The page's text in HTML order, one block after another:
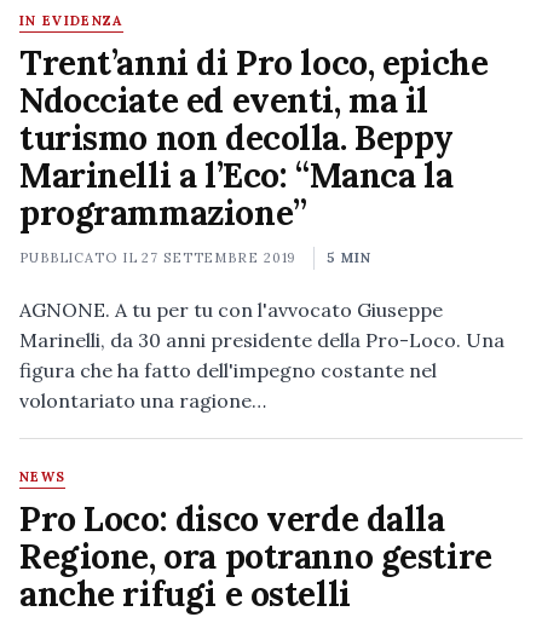
IN EVIDENZA
Trent’anni di Pro loco, epiche
Ndocciate ed eventi, ma il
turismo non decolla. Beppy
Marinelli a l’Eco: “Manca la
programmazione”
PUBBLICATO IL27 SETTEMBRE 2019 5 MIN
AGNONE. A tu per tu con l'avvocato Giuseppe
Marinelli, da 30 anni presidente della Pro-Loco. Una
figura che ha fatto dell'impegno costante nel
volontariato una ragione…
NEWS
Pro Loco: disco verde dalla
Regione, ora potranno gestire
anche rifugi e ostelli